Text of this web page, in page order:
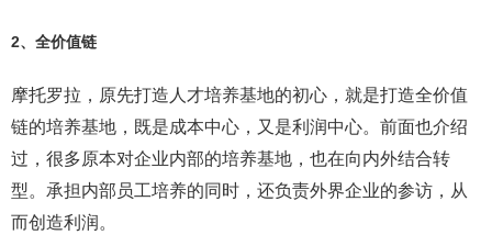
2、全价值链
摩托罗拉，原先打造人才培养基地的初心，就是打造全价值
链的培养基地，既是成本中心，又是利润中心。前面也介绍
过，很多原本对企业内部的培养基地，也在向内外结合转
型。承担内部员工培养的同时，还负责外界企业的参访，从
而创造利润。